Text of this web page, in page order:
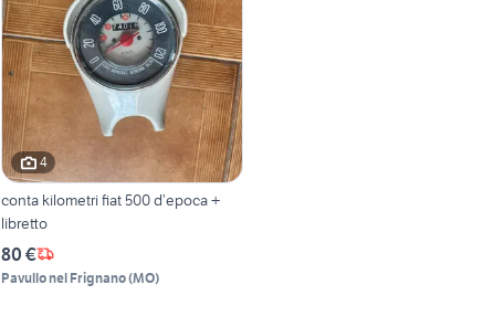
4
conta kilometri fiat 500 d’epoca +
libretto
80 €
Pavullo nel Frignano(MO)